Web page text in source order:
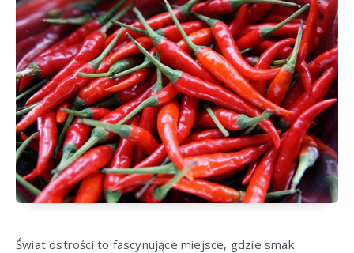
Świat ostrości to fascynujące miejsce, gdzie smak